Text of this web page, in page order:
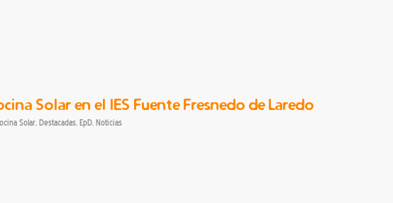
Solar en el IES Fuente Fresnedo de Laredo
Solar Destacadas EpD Noticias